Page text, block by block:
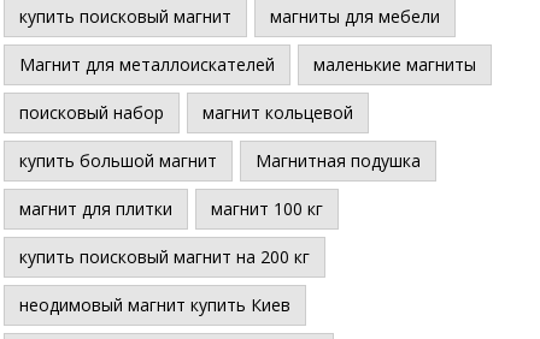
купить поисковый магнит магниты для мебели
Магнит для металлоискателей маленькие магниты
поисковый набор магнит кольцевой
купить большой магнит Магнитная подушка
магнит для плитки магнит 100 кг
купить поисковый магнит на 200 кг
неодимовый магнит купить Киев